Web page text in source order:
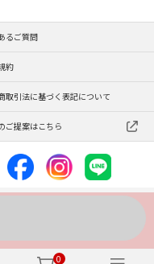
0
るご質問
約
取引法に基づく表記について
ご提案はこちら